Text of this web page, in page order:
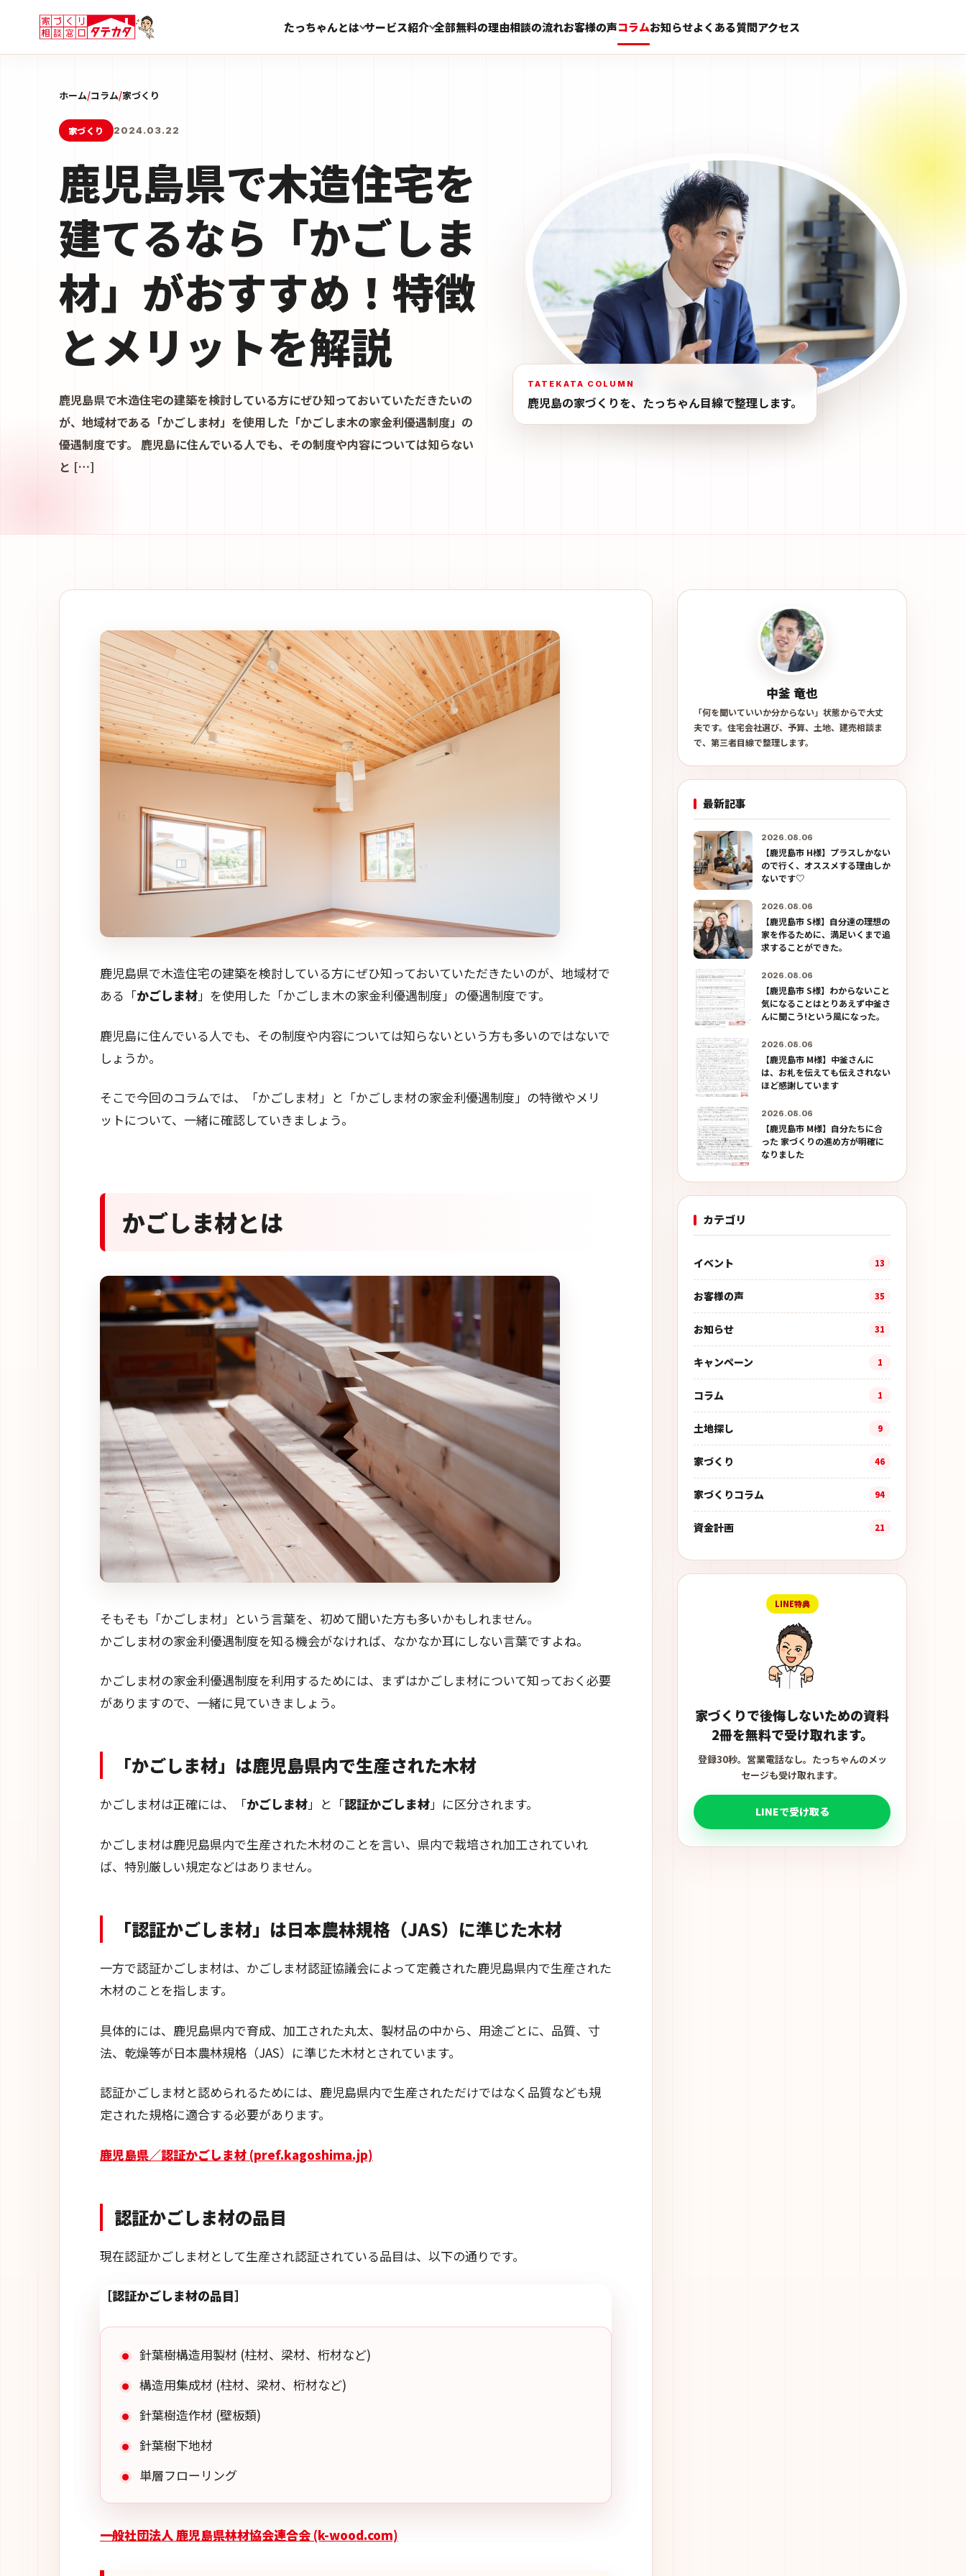
たっちゃんとは サービス紹介 全部無料の理由相談の流れお客様の声コラムお知らせよくある質問アクセス
ホーム/コラム/家づくり
家づくり 2024.03.22
鹿児島県で木造住宅を
建てるなら「かごしま
材」がおすすめ！特徴
とメリットを解説
鹿児島県で木造住宅の建築を検討している方にぜひ知っておいていただきたいの
が、地域材である「かごしま材」を使用した「かごしま木の家金利優遇制度」の
優遇制度です。 鹿児島に住んでいる人でも、その制度や内容については知らない
と […]
TATEKATA COLUMN
鹿児島の家づくりを、たっちゃん目線で整理します。
鹿児島県で木造住宅の建築を検討している方にぜひ知っておいていただきたいのが、地域材で
ある「かごしま材」を使用した「かごしま木の家金利優遇制度」の優遇制度です。
鹿児島に住んでいる人でも、その制度や内容については知らないという方も多いのではないで
しょうか。
そこで今回のコラムでは、「かごしま材」と「かごしま材の家金利優遇制度」の特徴やメリ
ットについて、一緒に確認していきましょう。
かごしま材とは
そもそも「かごしま材」という言葉を、初めて聞いた方も多いかもしれません。
かごしま材の家金利優遇制度を知る機会がなければ、なかなか耳にしない言葉ですよね。
かごしま材の家金利優遇制度を利用するためには、まずはかごしま材について知っておく必要
がありますので、一緒に見ていきましょう。
「かごしま材」は鹿児島県内で生産された木材
かごしま材は正確には、「かごしま材」と「認証かごしま材」に区分されます。
かごしま材は鹿児島県内で生産された木材のことを言い、県内で栽培され加工されていれ
ば、特別厳しい規定などはありません。
「認証かごしま材」は日本農林規格（JAS）に準じた木材
一方で認証かごしま材は、かごしま材認証協議会によって定義された鹿児島県内で生産された
木材のことを指します。
具体的には、鹿児島県内で育成、加工された丸太、製材品の中から、用途ごとに、品質、寸
法、乾燥等が日本農林規格（JAS）に準じた木材とされています。
認証かごしま材と認められるためには、鹿児島県内で生産されただけではなく品質なども規
定された規格に適合する必要があります。
鹿児島県／認証かごしま材 (pref.kagoshima.jp)
認証かごしま材の品目
現在認証かごしま材として生産され認証されている品目は、以下の通りです。
［認証かごしま材の品目］
針葉樹構造用製材 (柱材、梁材、桁材など)
構造用集成材 (柱材、梁材、桁材など)
針葉樹造作材 (壁板類)
針葉樹下地材
単層フローリング
一般社団法人 鹿児島県林材協会連合会 (k-wood.com)
中釜 竜也
「何を聞いていいか分からない」状態からで大丈
夫です。住宅会社選び、予算、土地、建売相談ま
で、第三者目線で整理します。
最新記事
2026.08.06
【鹿児島市 H様】プラスしかない
ので行く、オススメする理由しか
ないです♡
2026.08.06
【鹿児島市 S様】自分達の理想の
家を作るために、満足いくまで追
求することができた。
2026.08.06
【鹿児島市 S様】わからないこと
気になることはとりあえず中釜さ
んに聞こう!という風になった。
2026.08.06
【鹿児島市 M様】中釜さんに
は、お札を伝えても伝えされない
ほど感謝しています
2026.08.06
【鹿児島市 M様】自分たちに合
った 家づくりの進め方が明確に
なりました
カテゴリ
イベント 13
お客様の声 35
お知らせ 31
キャンペーン 1
コラム 1
土地探し 9
家づくり 46
家づくりコラム 94
資金計画 21
LINE特典
家づくりで後悔しないための資料
2冊を無料で受け取れます。
登録30秒。営業電話なし。たっちゃんのメッ
セージも受け取れます。
LINEで受け取る